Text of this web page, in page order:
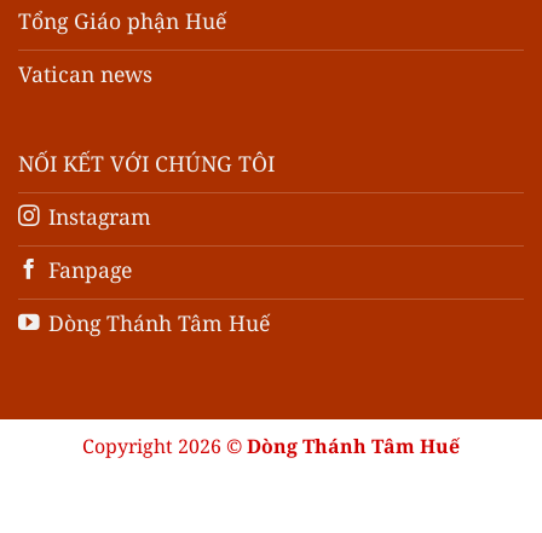
Tổng Giáo phận Huế
Vatican news
NỐI KẾT VỚI CHÚNG TÔI
Instagram
Fanpage
Dòng Thánh Tâm Huế
Copyright 2026 ©Dòng Thánh Tâm Huế